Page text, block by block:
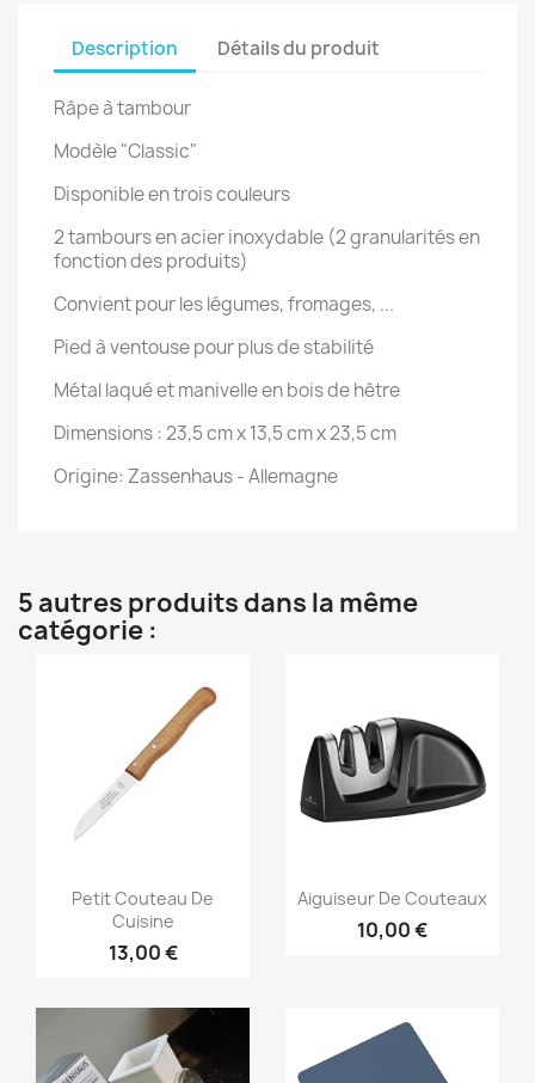
Description Détails du produit
Râpe à tambour
Modèle "Classic"
Disponible en trois couleurs
2 tambours en acier inoxydable (2 granularités en
fonction des produits)
Convient pour les légumes, fromages, ...
Pied à ventouse pour plus de stabilité
Métal laqué et manivelle en bois de hêtre
Dimensions : 23,5 cm x 13,5 cm x 23,5 cm
Origine: Zassenhaus - Allemagne
5 autres produits dans la même
catégorie :
Aperçu rapide
Petit Couteau De
Cuisine
13,00 €
Aperçu rapide
Aiguiseur De Couteaux
10,00 €